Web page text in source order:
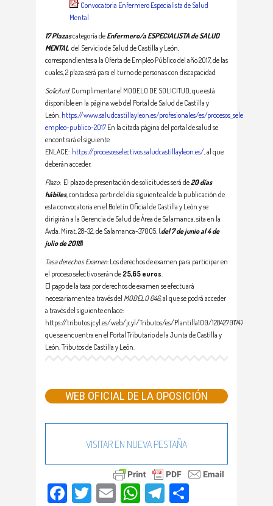
Convocatoria Enfermero Especialista de Salud
Mental
17 Plazascategoría de Enfermero/a ESPECIALISTA de SALUD
MENTAL del Servicio de Salud de Castilla y León,
correspondientes a la Oferta de Empleo Público del año 2017, de las
cuales, 2 plaza será para el turno de personas con discapacidad
Solicitud: Cumplimentar el MODELO DE SOLICITUD, que está
disponible en la página web del Portal de Salud de Castilla y
León: https://www.saludcastillayleon.es/profesionales/es/procesos_selectivos/
empleo-publico-2017 En la citada página del portal de salud se
encontrará el siguiente
ENLACE: https://procesosselectivos.saludcastillayleon.es/, al que
deberán acceder.
Plazo: El plazo de presentación de solicitudes será de20 días
hábiles, contados a partir del día siguiente al de la publicación de
esta convocatoria en el Boletín Oficial de Castilla y León y se
dirigirán a la Gerencia de Salud de Área de Salamanca, sita en la
Avda. Mirat, 28-32, de Salamanca-37005. (del 7 de junio al 4 de
julio de 2018)
Tasa derechos Examen: Los derechos de examen para participar en
el proceso selectivo serán de 25,65 euros.
El pago de la tasa por derechos de examen se efectuará
necesariamente a través del MODELO 046, al que se podrá acceder
a través del siguiente enlace:
https://tributos.jcyl.es/web/jcyl/Tributos/es/Plantilla100/1284270174781/_/_/_,
que se encuentra en el Portal Tributario de la Junta de Castilla y
León. Tributos de Castilla y León.
WEB OFICIAL DE LA OPOSICIÓN
VISITAR EN NUEVA PESTAÑA
Facebook
TwitterEmailWhatsApp
Telegram